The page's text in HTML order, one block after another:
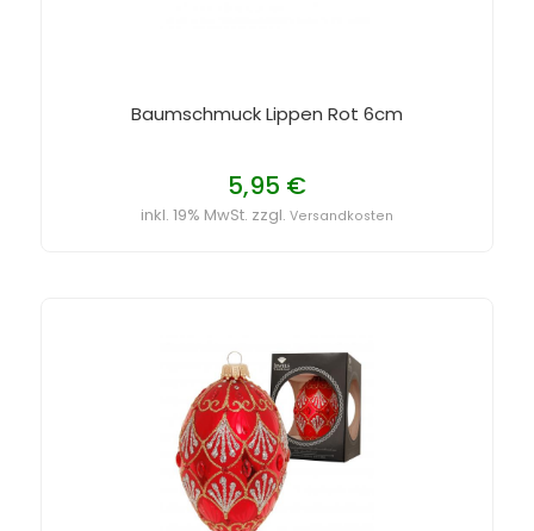
Baumschmuck Lippen Rot 6cm
5,95 €
inkl. 19% MwSt. zzgl. Versandkosten